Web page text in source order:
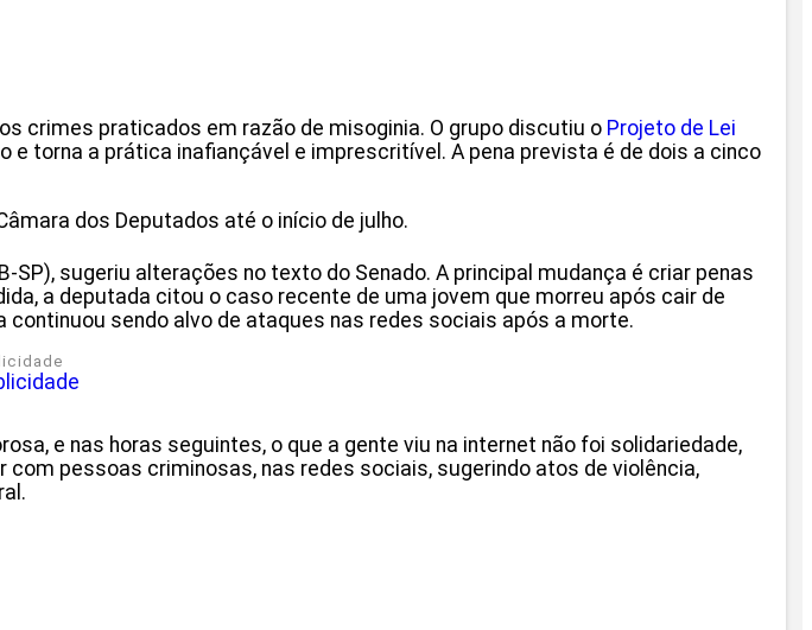
crimes praticados em razão de misoginia. O grupo discutiu o Projeto de Lei
e torna a prática inafiançável e imprescritível. A pena prevista é de dois a cinco
dos Deputados até o início de julho.
sugeriu alterações no texto do Senado. A principal mudança é criar penas
a deputada citou o caso recente de uma jovem que morreu após cair de
continuou sendo alvo de ataques nas redes sociais após a morte.
e nas horas seguintes, o que a gente viu na internet não foi solidariedade,
pessoas criminosas, nas redes sociais, sugerindo atos de violência,